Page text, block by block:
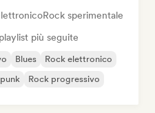
Rock sperimentale
più seguite
Blues
Rock elettronico
Rock progressivo